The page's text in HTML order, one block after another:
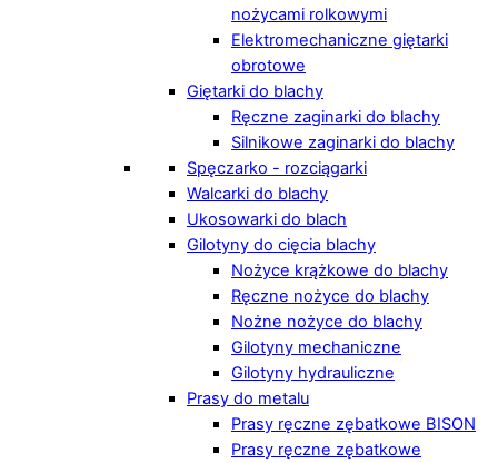
nożycami rolkowymi
Elektromechaniczne giętarki
obrotowe
Giętarki do blachy
Ręczne zaginarki do blachy
Silnikowe zaginarki do blachy
Spęczarko - rozciągarki
Walcarki do blachy
Ukosowarki do blach
Gilotyny do cięcia blachy
Nożyce krążkowe do blachy
Ręczne nożyce do blachy
Nożne nożyce do blachy
Gilotyny mechaniczne
Gilotyny hydrauliczne
Prasy do metalu
Prasy ręczne zębatkowe BISON
Prasy ręczne zębatkowe